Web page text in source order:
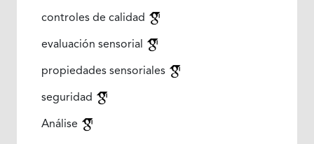
controles de calidad
evaluación sensorial
propiedades sensoriales
seguridad
Análise